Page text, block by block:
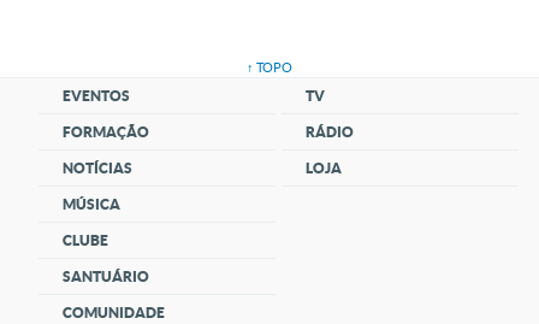
↑ TOPO
EVENTOS
FORMAÇÃO
NOTÍCIAS
MÚSICA
CLUBE
SANTUÁRIO
COMUNIDADE
TV
RÁDIO
LOJA